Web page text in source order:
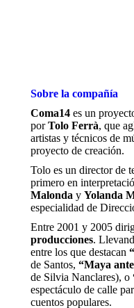
Sobre la compañía
Coma14 es un
porTolo Ferrà, que
artistas y técnicos de
proyecto de creación.
Tolo es un director de
primero en
Malonda y Yolanda
especialidad de
Entre 2001 y 2005
producciones.
entre los que destacan
de Santos, “Maya
de Silvia Nanclares), o
espectáculo de calle
cuentos populares.